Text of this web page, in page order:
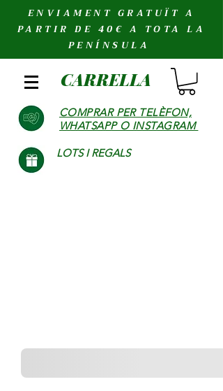
ENVIAMENT GRATUÏT A
PARTIR DE 40€ A TOTA LA
PENÍNSULA
CARRELLA
COMPRAR PER TELÈFON,
WHATSAPP O INSTAGRAM
LOTS I REGALS